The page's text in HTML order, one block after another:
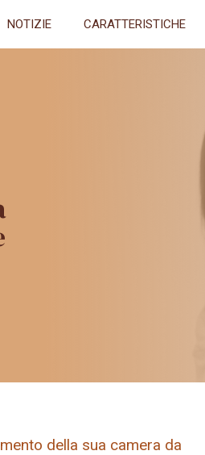
NOTIZIE CARATTERISTICHE
della sua camera da